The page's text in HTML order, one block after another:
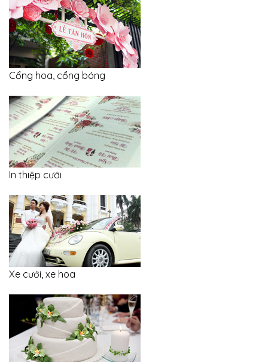
Cổng hoa, cổng bóng
In thiệp cưới
Xe cưới, xe hoa